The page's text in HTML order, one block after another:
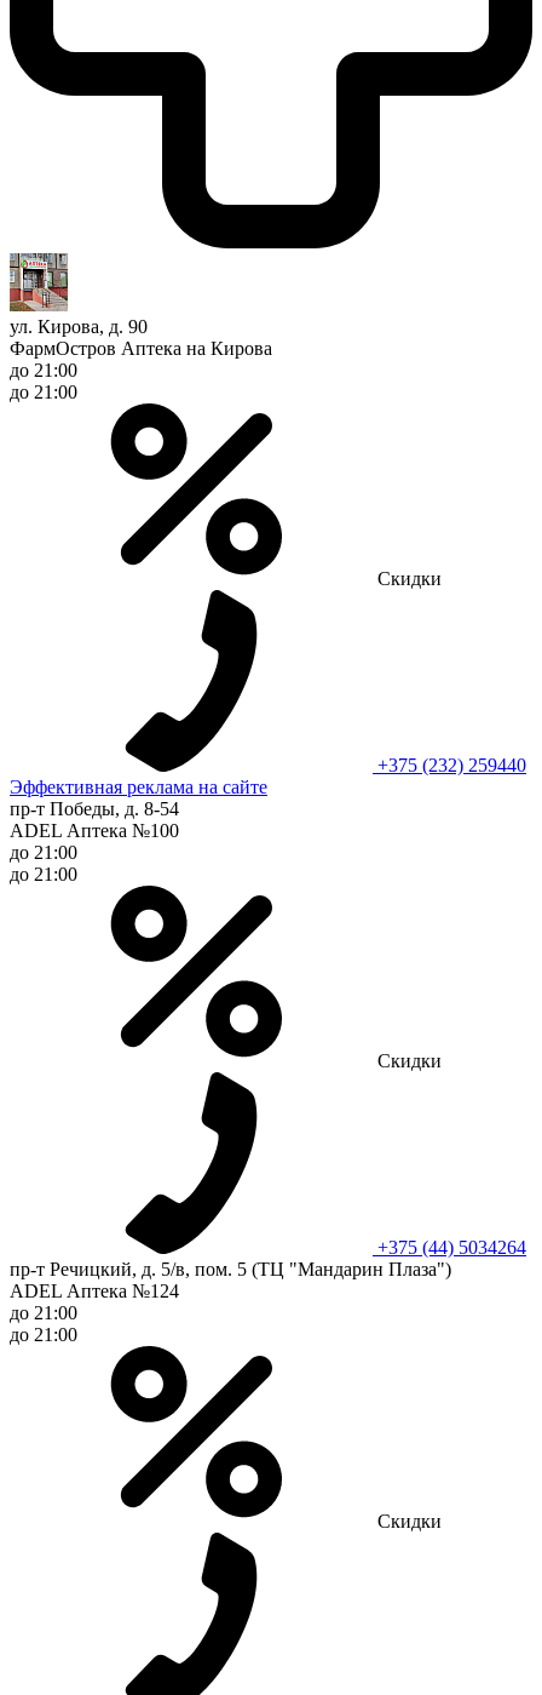
ул. Кирова, д. 90
ФармОстров Аптека на Кирова
до 21:00
до 21:00
Скидки
+375 (232) 259440
Эффективная реклама на сайте
пр-т Победы, д. 8-54
ADEL Аптека №100
до 21:00
до 21:00
Скидки
+375 (44) 5034264
пр-т Речицкий, д. 5/в, пом. 5 (ТЦ "Мандарин Плаза")
ADEL Аптека №124
до 21:00
до 21:00
Скидки